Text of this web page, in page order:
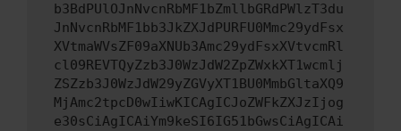
b3BdPUlOJnNvcnRbMF1bZmllbGRdPWlzT3du
JnNvcnRbMF1bb3JkZXJdPURFU0Mmc29ydFsx
XVtmaWVsZF09aXNUb3Amc29ydFsxXVtvcmRl
cl09REVTQyZzb3J0WzJdW2ZpZWxkXT1wcmlj
ZSZzb3J0WzJdW29yZGVyXT1BU0MmbGltaXQ9
MjAmc2tpcD0wIiwKICAgICJoZWFkZXJzIjog
e30sCiAgICAiYm9keSI6IG51bGwsCiAgICAi